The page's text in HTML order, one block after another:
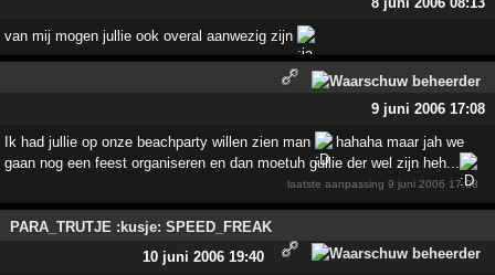
van mij mogen jullie ook overal aanwezig zijn
9 juni 2006 17:08
Ik had jullie op onze beachparty willen zien man
hahaha maar jah we
gaan nog een feest organiseren en dan moetuh gullie der wel zijn heh...
laatste aanpassing9 juni 2006 17:08
PARA_TRUTJE :kusje: SPEED_FREAK
10 juni 2006 19:40